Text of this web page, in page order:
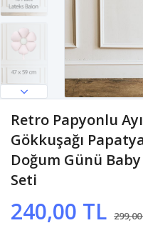
Retro Papyonlu
Gökkuşağı
Doğum Günü
Seti
240,00 TL